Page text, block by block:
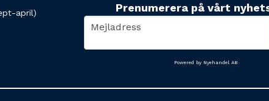
april)
Prenumerera på vårt
email
Mejladress
Powered by Nyehandel AB